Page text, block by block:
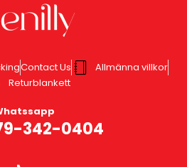
Contact Us
Allmänna villkor
Returblankett
342-0404